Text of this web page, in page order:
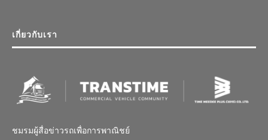
เกี่ยวกับเรา
ชมรมผู้สื่อข่าวรถเพื่อการพาณิชย์